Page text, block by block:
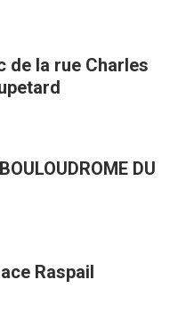
de la rue Charles
DU
Raspail